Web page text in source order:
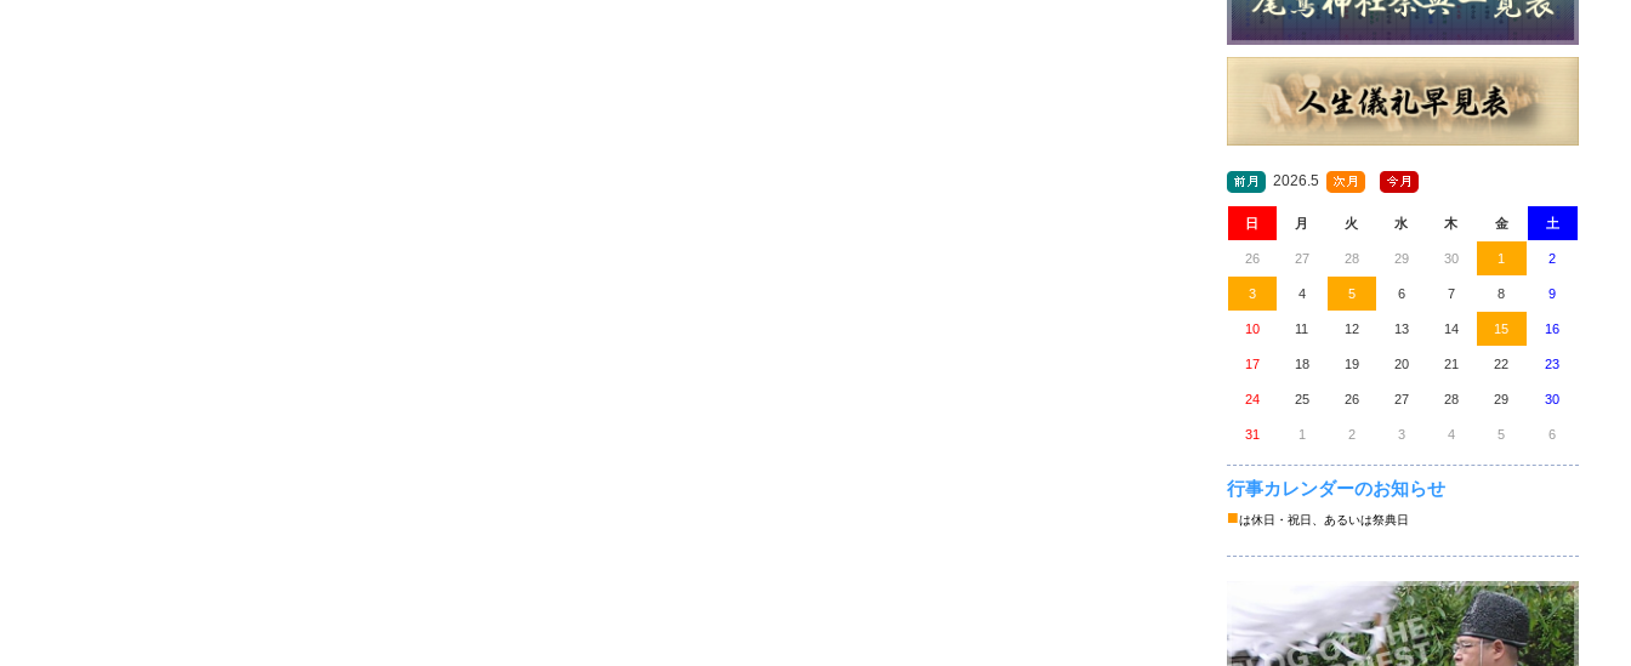
2026.5
日 月 火 水 木 金 土
26 27 28 29 30 1 2
3 4 5 6 7 8 9
10 11 12 13 14 15 16
17 18 19 20 21 22 23
24 25 26 27 28 29 30
31 1 2 3 4 5 6
行事カレンダーのお知らせ
■は休日・祝日、あるいは祭典日